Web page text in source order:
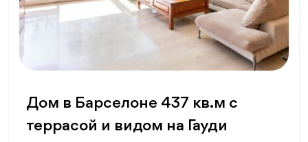
Дом в Барселоне 437 кв.м с
террасой и видом на Гауди